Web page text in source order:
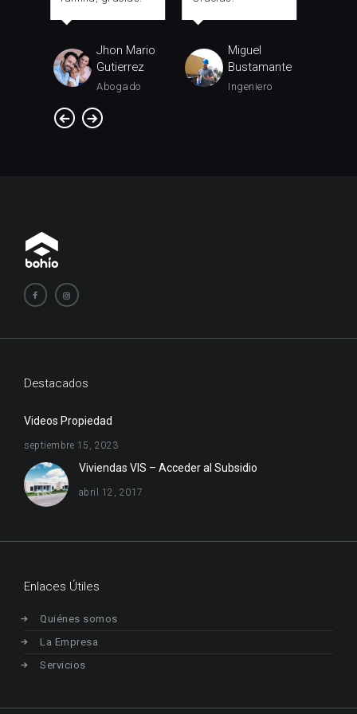
Jhon Mario
Gutierrez
Abogado
Miguel
Bustamante
Ingeniero
Destacados
Videos Propiedad
septiembre 15, 2023
Viviendas VIS – Acceder al Subsidio
abril 12, 2017
Enlaces Útiles
Quiénes somos
La Empresa
Servicios